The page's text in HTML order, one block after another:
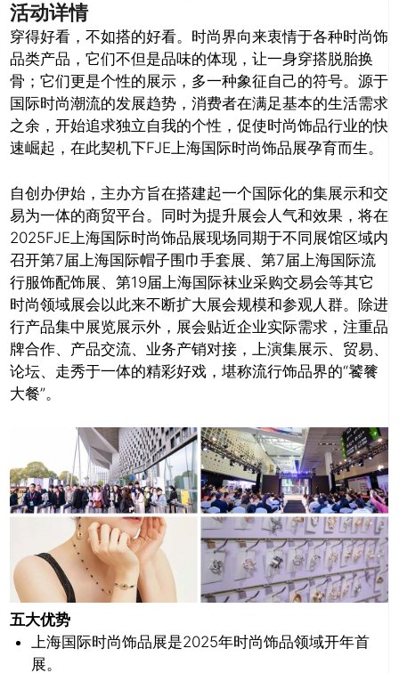
活动详情
穿得好看，不如搭的好看。时尚界向来衷情于各种时尚饰
品类产品，它们不但是品味的体现，让一身穿搭脱胎换
骨；它们更是个性的展示，多一种象征自己的符号。源于
国际时尚潮流的发展趋势，消费者在满足基本的生活需求
之余，开始追求独立自我的个性，促使时尚饰品行业的快
速崛起，在此契机下FJE上海国际时尚饰品展孕育而生。
自创办伊始，主办方旨在搭建起一个国际化的集展示和交
易为一体的商贸平台。同时为提升展会人气和效果，将在
2025FJE上海国际时尚饰品展现场同期于不同展馆区域内
召开第7届上海国际帽子围巾手套展、第7届上海国际流
行服饰配饰展、第19届上海国际袜业采购交易会等其它
时尚领域展会以此来不断扩大展会规模和参观人群。除进
行产品集中展览展示外，展会贴近企业实际需求，注重品
牌合作、 产品交流、业务产销对接，上演集展示、贸易、
论坛、走秀于一体的精彩好戏，堪称流行饰品界的“饕餮
大餐”。
五大优势
上海国际时尚饰品展是2025年时尚饰品领域开年首
展。